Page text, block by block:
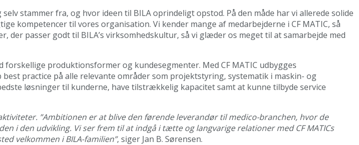
stammer fra, og hvor ideen til BILA oprindeligt opstod. På den måde har vi allerede solide
kompetencer til vores organisation. Vi kender mange af medarbejderne i CF MATIC, så
passer godt til BILA’s virksomhedskultur, så vi glæder os meget til at samarbejde med
produktionsformer og kundesegmenter. Med CF MATIC udbygges
practice på alle relevante områder som projektstyring, systematik i maskin- og
løsninger til kunderne, have tilstrækkelig kapacitet samt at kunne tilbyde service
”Ambitionen er at blive den førende leverandør til medico-branchen, hvor de
i den udvikling. Vi ser frem til at indgå i tætte og langvarige relationer med CF MATICs
velkommen i BILA-familien”, siger Jan B. Sørensen.